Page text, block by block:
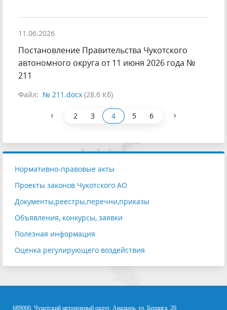
11.06.2026
Постановление Правительства Чукотского
автономного округа от 11 июня 2026 года №
211
Файл: № 211.docx (28.6 Кб)
‹ 2 3 4 5 6 ›
Нормативно-правовые акты
Проекты законов Чукотского АО
Документы,реестры,перечни,приказы
Объявления, конкурсы, заявки
Полезная информация
Оценка регулирующего воздействия
689000, Чукотский автономный округ, Анадырь, ул. Беринга, 20